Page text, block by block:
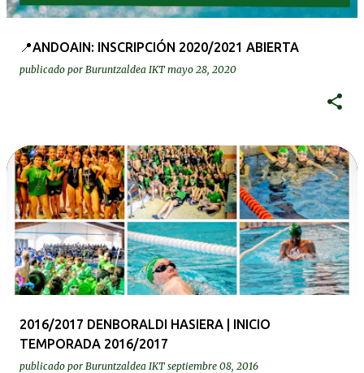
📍ANDOAIN: INSCRIPCIÓN 2020/2021 ABIERTA
publicado por Buruntzaldea IKT mayo 28, 2020
2016/2017 DENBORALDI HASIERA | INICIO
TEMPORADA 2016/2017
publicado por Buruntzaldea IKT septiembre 08, 2016